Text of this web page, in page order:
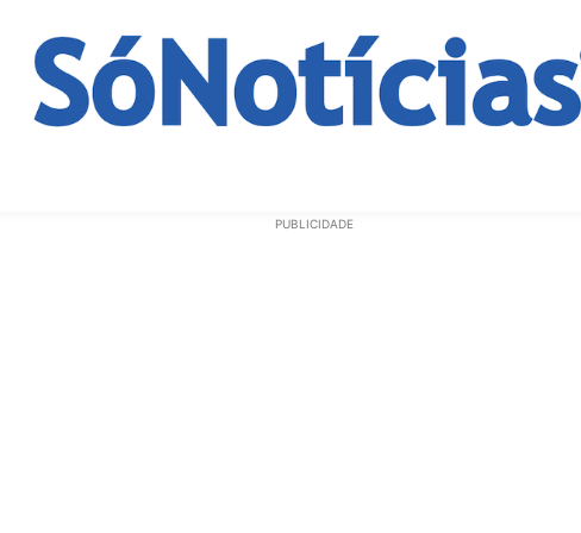
PUBLICIDADE